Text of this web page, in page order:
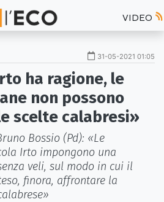
VIDEO
31-05-2021 01:05
ha ragione, le
non possono
scelte calabresi»
Bossio (Pd): «Le
Irto impongono una
veli, sul modo in cui il
finora, affrontare la